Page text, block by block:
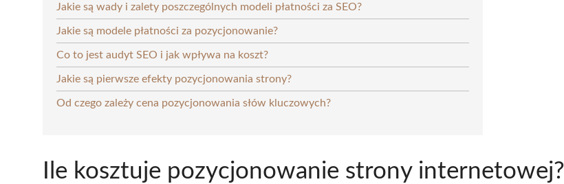
Jakie są wady i zalety poszczególnych modeli płatności za SEO?
Jakie są modele płatności za pozycjonowanie?
Co to jest audyt SEO i jak wpływa na koszt?
Jakie są pierwsze efekty pozycjonowania strony?
Od czego zależy cena pozycjonowania słów kluczowych?
Ile kosztuje pozycjonowanie strony internetowej?